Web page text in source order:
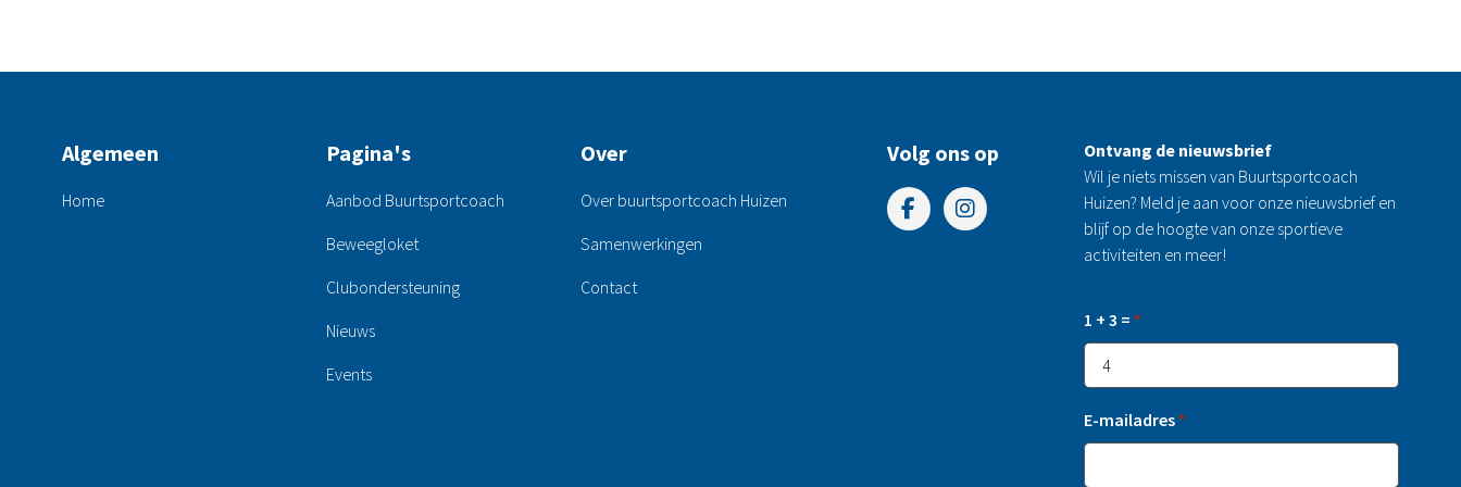
Algemeen
Home
Pagina's
Aanbod Buurtsportcoach
Beweegloket
Clubondersteuning
Nieuws
Events
Over
Over buurtsportcoach Huizen
Samenwerkingen
Contact
Volg ons op
Ontvang de nieuwsbrief
Wil je niets missen van Buurtsportcoach
Huizen? Meld je aan voor onze nieuwsbrief en
blijf op de hoogte van onze sportieve
activiteiten en meer!
1 + 3 = *
E-mailadres *